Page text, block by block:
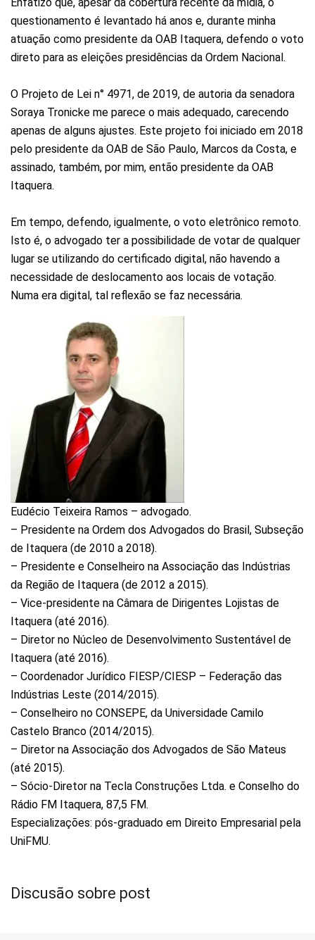
questionamento é levantado há anos e, durante minha
atuação como presidente da OAB Itaquera, defendo o voto
direto para as eleições presidências da Ordem Nacional.
O Projeto de Lei n° 4971, de 2019, de autoria da senadora
Soraya Tronicke me parece o mais adequado, carecendo
apenas de alguns ajustes. Este projeto foi iniciado em 2018
pelo presidente da OAB de São Paulo, Marcos da Costa, e
assinado, também, por mim, então presidente da OAB
Itaquera.
Em tempo, defendo, igualmente, o voto eletrônico remoto.
Isto é, o advogado ter a possibilidade de votar de qualquer
lugar se utilizando do certificado digital, não havendo a
necessidade de deslocamento aos locais de votação.
Numa era digital, tal reflexão se faz necessária.
Eudécio Teixeira Ramos – advogado.
– Presidente na Ordem dos Advogados do Brasil, Subseção
de Itaquera (de 2010 a 2018).
– Presidente e Conselheiro na Associação das Indústrias
da Região de Itaquera (de 2012 a 2015).
– Vice-presidente na Câmara de Dirigentes Lojistas de
Itaquera (até 2016).
– Diretor no Núcleo de Desenvolvimento Sustentável de
Itaquera (até 2016).
– Coordenador Jurídico FIESP/CIESP – Federação das
Indústrias Leste (2014/2015).
– Conselheiro no CONSEPE, da Universidade Camilo
Castelo Branco (2014/2015).
– Diretor na Associação dos Advogados de São Mateus
(até 2015).
– Sócio-Diretor na Tecla Construções Ltda. e Conselho do
Rádio FM Itaquera, 87,5 FM.
Especializações: pós-graduado em Direito Empresarial pela
UniFMU.
Discusão sobre post